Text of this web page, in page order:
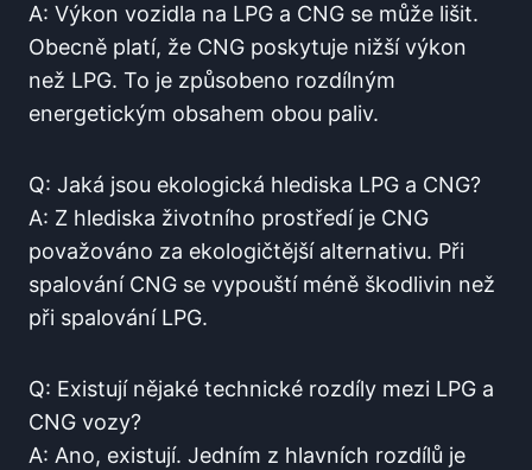
A: Výkon vozidla na LPG a CNG se může lišit.
Obecně platí, že CNG poskytuje nižší výkon
než LPG. To je způsobeno rozdílným
energetickým obsahem obou paliv.
Q: Jaká jsou ekologická hlediska LPG a CNG?
A: Z hlediska životního prostředí je CNG
považováno za ekologičtější alternativu. Při
spalování CNG se vypouští méně škodlivin než
při spalování LPG.
Q: Existují nějaké technické rozdíly mezi LPG a
CNG vozy?
A: Ano, existují. Jedním z hlavních rozdílů je